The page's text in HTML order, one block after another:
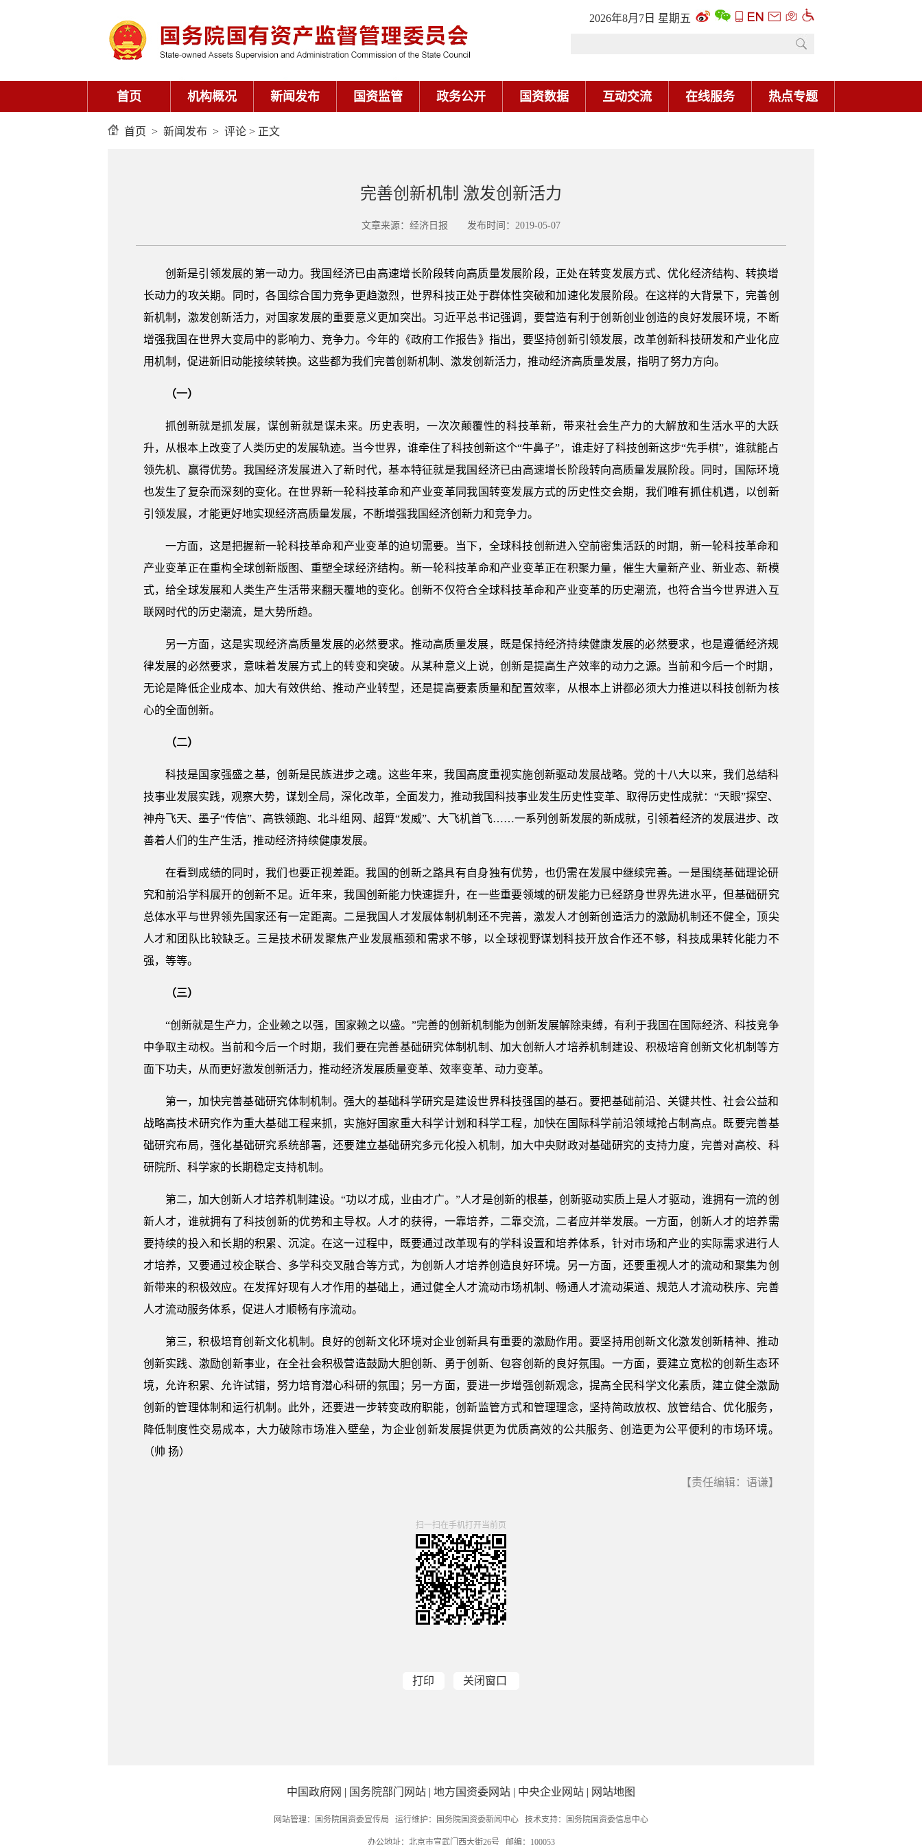
2026年8月7日 星期五
首页 机构概况 新闻发布 国资监管 政务公开 国资数据 互动交流 在线服务 热点专题
首页 > 新闻发布 > 评论 > 正文
完善创新机制 激发创新活力
文章来源：经济日报 发布时间：2019-05-07
创新是引领发展的第一动力。我国经济已由高速增长阶段转向高质量发展阶段，正处在转变发展方式、优化经济结构、转换增
长动力的攻关期。同时，各国综合国力竞争更趋激烈，世界科技正处于群体性突破和加速化发展阶段。在这样的大背景下，完善创
新机制，激发创新活力，对国家发展的重要意义更加突出。习近平总书记强调，要营造有利于创新创业创造的良好发展环境，不断
增强我国在世界大变局中的影响力、竞争力。今年的《政府工作报告》指出，要坚持创新引领发展，改革创新科技研发和产业化应
用机制，促进新旧动能接续转换。这些都为我们完善创新机制、激发创新活力，推动经济高质量发展，指明了努力方向。
（一）
抓创新就是抓发展，谋创新就是谋未来。历史表明，一次次颠覆性的科技革新，带来社会生产力的大解放和生活水平的大跃
升，从根本上改变了人类历史的发展轨迹。当今世界，谁牵住了科技创新这个“牛鼻子”，谁走好了科技创新这步“先手棋”，谁就能占
领先机、赢得优势。我国经济发展进入了新时代，基本特征就是我国经济已由高速增长阶段转向高质量发展阶段。同时，国际环境
也发生了复杂而深刻的变化。在世界新一轮科技革命和产业变革同我国转变发展方式的历史性交会期，我们唯有抓住机遇，以创新
引领发展，才能更好地实现经济高质量发展，不断增强我国经济创新力和竞争力。
一方面，这是把握新一轮科技革命和产业变革的迫切需要。当下，全球科技创新进入空前密集活跃的时期，新一轮科技革命和
产业变革正在重构全球创新版图、重塑全球经济结构。新一轮科技革命和产业变革正在积聚力量，催生大量新产业、新业态、新模
式，给全球发展和人类生产生活带来翻天覆地的变化。创新不仅符合全球科技革命和产业变革的历史潮流，也符合当今世界进入互
联网时代的历史潮流，是大势所趋。
另一方面，这是实现经济高质量发展的必然要求。推动高质量发展，既是保持经济持续健康发展的必然要求，也是遵循经济规
律发展的必然要求，意味着发展方式上的转变和突破。从某种意义上说，创新是提高生产效率的动力之源。当前和今后一个时期，
无论是降低企业成本、加大有效供给、推动产业转型，还是提高要素质量和配置效率，从根本上讲都必须大力推进以科技创新为核
心的全面创新。
（二）
科技是国家强盛之基，创新是民族进步之魂。这些年来，我国高度重视实施创新驱动发展战略。党的十八大以来，我们总结科
技事业发展实践，观察大势，谋划全局，深化改革，全面发力，推动我国科技事业发生历史性变革、取得历史性成就：“天眼”探空、
神舟飞天、墨子“传信”、高铁领跑、北斗组网、超算“发威”、大飞机首飞……一系列创新发展的新成就，引领着经济的发展进步、改
善着人们的生产生活，推动经济持续健康发展。
在看到成绩的同时，我们也要正视差距。我国的创新之路具有自身独有优势，也仍需在发展中继续完善。一是围绕基础理论研
究和前沿学科展开的创新不足。近年来，我国创新能力快速提升，在一些重要领域的研发能力已经跻身世界先进水平，但基础研究
总体水平与世界领先国家还有一定距离。二是我国人才发展体制机制还不完善，激发人才创新创造活力的激励机制还不健全，顶尖
人才和团队比较缺乏。三是技术研发聚焦产业发展瓶颈和需求不够，以全球视野谋划科技开放合作还不够，科技成果转化能力不
强，等等。
（三）
“创新就是生产力，企业赖之以强，国家赖之以盛。”完善的创新机制能为创新发展解除束缚，有利于我国在国际经济、科技竞争
中争取主动权。当前和今后一个时期，我们要在完善基础研究体制机制、加大创新人才培养机制建设、积极培育创新文化机制等方
面下功夫，从而更好激发创新活力，推动经济发展质量变革、效率变革、动力变革。
第一，加快完善基础研究体制机制。强大的基础科学研究是建设世界科技强国的基石。要把基础前沿、关键共性、社会公益和
战略高技术研究作为重大基础工程来抓，实施好国家重大科学计划和科学工程，加快在国际科学前沿领域抢占制高点。既要完善基
础研究布局，强化基础研究系统部署，还要建立基础研究多元化投入机制，加大中央财政对基础研究的支持力度，完善对高校、科
研院所、科学家的长期稳定支持机制。
第二，加大创新人才培养机制建设。“功以才成，业由才广。”人才是创新的根基，创新驱动实质上是人才驱动，谁拥有一流的创
新人才，谁就拥有了科技创新的优势和主导权。人才的获得，一靠培养，二靠交流，二者应并举发展。一方面，创新人才的培养需
要持续的投入和长期的积累、沉淀。在这一过程中，既要通过改革现有的学科设置和培养体系，针对市场和产业的实际需求进行人
才培养，又要通过校企联合、多学科交叉融合等方式，为创新人才培养创造良好环境。另一方面，还要重视人才的流动和聚集为创
新带来的积极效应。在发挥好现有人才作用的基础上，通过健全人才流动市场机制、畅通人才流动渠道、规范人才流动秩序、完善
人才流动服务体系，促进人才顺畅有序流动。
第三，积极培育创新文化机制。良好的创新文化环境对企业创新具有重要的激励作用。要坚持用创新文化激发创新精神、推动
创新实践、激励创新事业，在全社会积极营造鼓励大胆创新、勇于创新、包容创新的良好氛围。一方面，要建立宽松的创新生态环
境，允许积累、允许试错，努力培育潜心科研的氛围；另一方面，要进一步增强创新观念，提高全民科学文化素质，建立健全激励
创新的管理体制和运行机制。此外，还要进一步转变政府职能，创新监管方式和管理理念，坚持简政放权、放管结合、优化服务，
降低制度性交易成本，大力破除市场准入壁垒，为企业创新发展提供更为优质高效的公共服务、创造更为公平便利的市场环境。
（帅 扬）
【责任编辑：语谦】
扫一扫在手机打开当前页
打印 关闭窗口